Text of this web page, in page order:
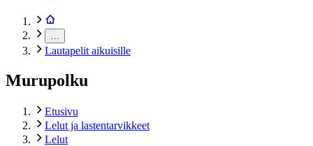
Lautapelit aikuisille
Murupolku
Etusivu
Lelut ja lastentarvikkeet
Lelut